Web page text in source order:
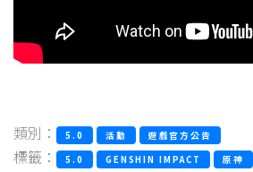
類別： 5.0 活動 遊戲官方公告
標籤： 5.0 GENSHIN IMPACT 原神